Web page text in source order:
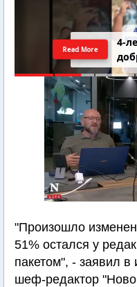
4-
Read More
"Произошло
51% остался у
пакетом", - заявил в
шеф-редактор